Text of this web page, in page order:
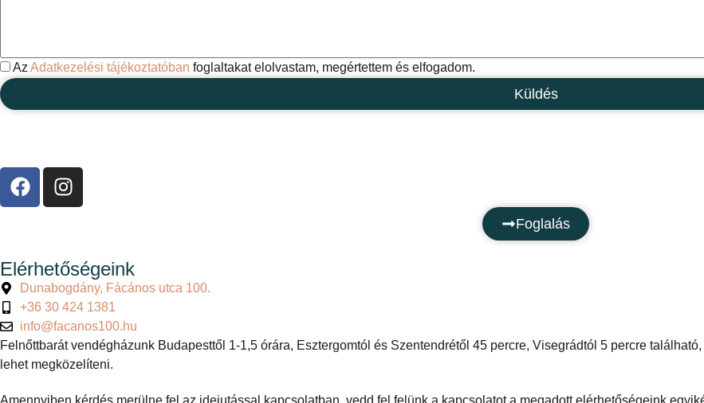
Az Adatkezelési tájékoztatóban foglaltakat elolvastam, megértettem és elfogadom.
Küldés
Foglalás
Elérhetőségeink
Dunabogdány, Fácános utca 100.
+36 30 424 1381
info@facanos100.hu
Felnőttbarát vendégházunk Budapesttől 1-1,5 órára, Esztergomtól és Szentendrétől 45 percre, Visegrádtól 5 percre
lehet megközelíteni.
Amennyiben kérdés merülne fel az idejutással kapcsolatban, vedd fel felünk a kapcsolatot a megadott elérhetőségeink